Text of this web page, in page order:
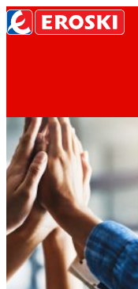
Buscar
Inicio
Quiénes